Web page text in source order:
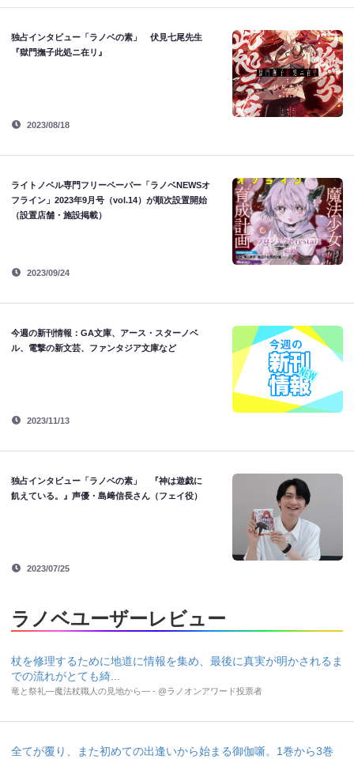
独占インタビュー「ラノベの素」 伏見七尾先生
『獄門撫子此処ニ在リ』
2023/08/18
ライトノベル専門フリーペーパー「ラノベNEWSオ
フライン」2023年9月号（vol.14）が順次設置開始
（設置店舗・施設掲載）
2023/09/24
今週の新刊情報：GA文庫、アース・スターノベ
ル、電撃の新文芸、ファンタジア文庫など
2023/11/13
独占インタビュー「ラノベの素」 『神は遊戯に
飢えている。』声優・島﨑信長さん（フェイ役）
2023/07/25
ラノベユーザーレビュー
杖を修理するために地道に情報を集め、最後に真実が明かされるま
での流れがとても綺...
竜と祭礼―魔法杖職人の見地から― - @ラノオンアワード投票者
全てが覆り、また初めての出逢いから始まる御伽噺。1巻から3巻